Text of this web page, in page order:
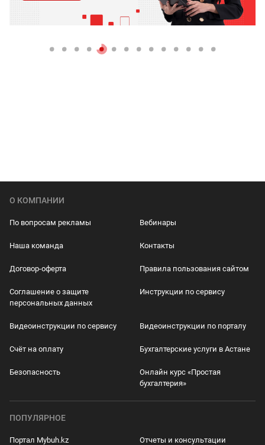
О КОМПАНИИ
По вопросам рекламы Вебинары
Наша команда Контакты
Договор-оферта Правила пользования сайтом
Соглашение о защите
персональных данных
Инструкции по сервису
Видеоинструкции по сервису Видеоинструкции по порталу
Счёт на оплату Бухгалтерские услуги в Астане
Безопасность
Онлайн курс «Простая
бухгалтерия»
ПОПУЛЯРНОЕ
Портал Mybuh.kz Отчеты и консультации